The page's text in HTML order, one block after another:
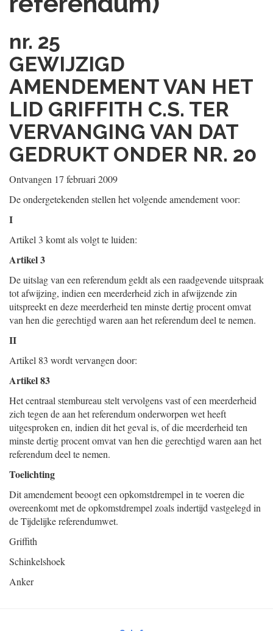
nr. 25
GEWIJZIGD
AMENDEMENT VAN HET
LID GRIFFITH C.S. TER
VERVANGING VAN DAT
GEDRUKT ONDER NR. 20
Ontvangen 17 februari 2009
De ondergetekenden stellen het volgende amendement voor:
I
Artikel 3 komt als volgt te luiden:
Artikel 3
De uitslag van een referendum geldt als een raadgevende uitspraak
tot afwijzing, indien een meerderheid zich in afwijzende zin
uitspreekt en deze meerderheid ten minste dertig procent omvat
van hen die gerechtigd waren aan het referendum deel te nemen.
II
Artikel 83 wordt vervangen door:
Artikel 83
Het centraal stembureau stelt vervolgens vast of een meerderheid
zich tegen de aan het referendum onderworpen wet heeft
uitgesproken en, indien dit het geval is, of die meerderheid ten
minste dertig procent omvat van hen die gerechtigd waren aan het
referendum deel te nemen.
Toelichting
Dit amendement beoogt een opkomstdrempel in te voeren die
overeenkomt met de opkomstdrempel zoals indertijd vastgelegd in
de Tijdelijke referendumwet.
Griffith
Schinkelshoek
Anker